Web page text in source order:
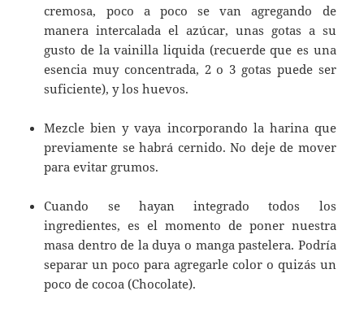
cremosa, poco a poco se van agregando de
manera intercalada el azúcar, unas gotas a su
gusto de la vainilla liquida (recuerde que es una
esencia muy concentrada, 2 o 3 gotas puede ser
suficiente), y los huevos.
Mezcle bien y vaya incorporando la harina que
previamente se habrá cernido. No deje de mover
para evitar grumos.
Cuando se hayan integrado todos los
ingredientes, es el momento de poner nuestra
masa dentro de la duya o manga pastelera. Podría
separar un poco para agregarle color o quizás un
poco de cocoa (Chocolate).